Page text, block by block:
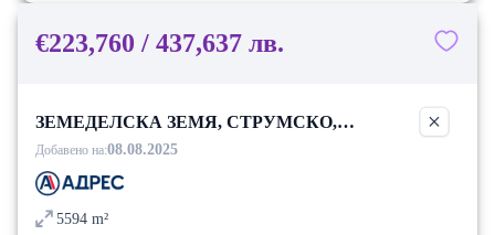
€223,760 / 437,637 лв.
ЗЕМЕДЕЛСКА ЗЕМЯ, СТРУМСКО,
БЛАГОЕВГРАД
Добавено на:08.08.2025
5594 m²